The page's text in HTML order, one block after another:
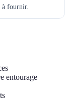
à fournir.
entourage